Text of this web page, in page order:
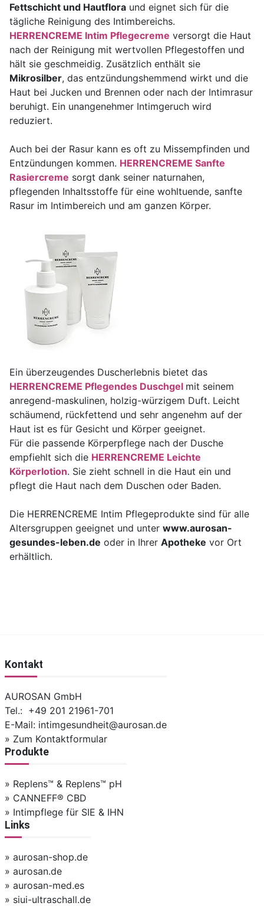
Fettschicht und Hautflora und eignet sich für die
tägliche Reinigung des Intimbereichs.
HERRENCREME Intim Pflegecreme versorgt die Haut
nach der Reinigung mit wertvollen Pflegestoffen und
hält sie geschmeidig. Zusätzlich enthält sie
Mikrosilber, das entzündungshemmend wirkt und die
Haut bei Jucken und Brennen oder nach der Intimrasur
beruhigt. Ein unangenehmer Intimgeruch wird
reduziert.
Auch bei der Rasur kann es oft zu Missempfinden und
Entzündungen kommen. HERRENCREME Sanfte
Rasiercreme sorgt dank seiner naturnahen,
pflegenden Inhaltsstoffe für eine wohltuende, sanfte
Rasur im Intimbereich und am ganzen Körper.
Ein überzeugendes Duscherlebnis bietet das
HERRENCREME Pflegendes Duschgel mit seinem
anregend-maskulinen, holzig-würzigem Duft. Leicht
schäumend, rückfettend und sehr angenehm auf der
Haut ist es für Gesicht und Körper geeignet.
Für die passende Körperpflege nach der Dusche
empfiehlt sich die HERRENCREME Leichte
Körperlotion. Sie zieht schnell in die Haut ein und
pflegt die Haut nach dem Duschen oder Baden.
Die HERRENCREME Intim Pflegeprodukte sind für alle
Altersgruppen geeignet und unter www.aurosan-
gesundes-leben.de oder in Ihrer Apotheke vor Ort
erhältlich.
Kontakt
AUROSAN GmbH
Tel.: +49 201 21961-701
E-Mail: intimgesundheit@aurosan.de
» Zum Kontaktformular
Produkte
» Replens™ & Replens™ pH
» CANNEFF® CBD
» Intimpflege für SIE & IHN
Links
» aurosan-shop.de
» aurosan.de
» aurosan-med.es
» siui-ultraschall.de